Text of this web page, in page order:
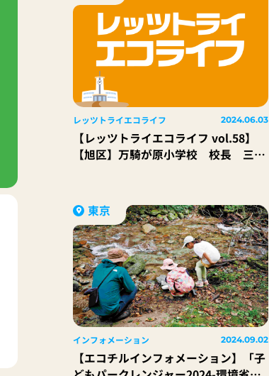
レッツトライエコライフ 2024.06.03
【レッツトライエコライフ vol.58】
【旭区】万騎が原小学校 校長 三
東京
インフォメーション 2024.09.02
【エコチルインフォメーション】「子